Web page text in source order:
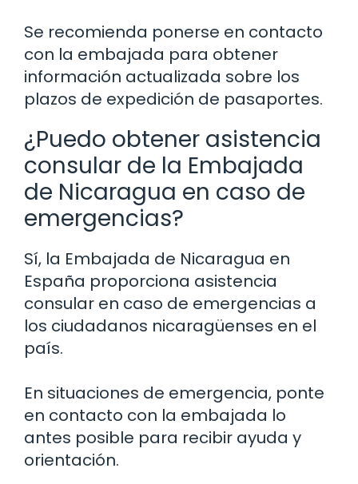
Se recomienda ponerse en contacto
con la embajada para obtener
información actualizada sobre los
plazos de expedición de pasaportes.
¿Puedo obtener asistencia
consular de la Embajada
de Nicaragua en caso de
emergencias?
Sí, la Embajada de Nicaragua en
España proporciona asistencia
consular en caso de emergencias a
los ciudadanos nicaragüenses en el
país.
En situaciones de emergencia, ponte
en contacto con la embajada lo
antes posible para recibir ayuda y
orientación.